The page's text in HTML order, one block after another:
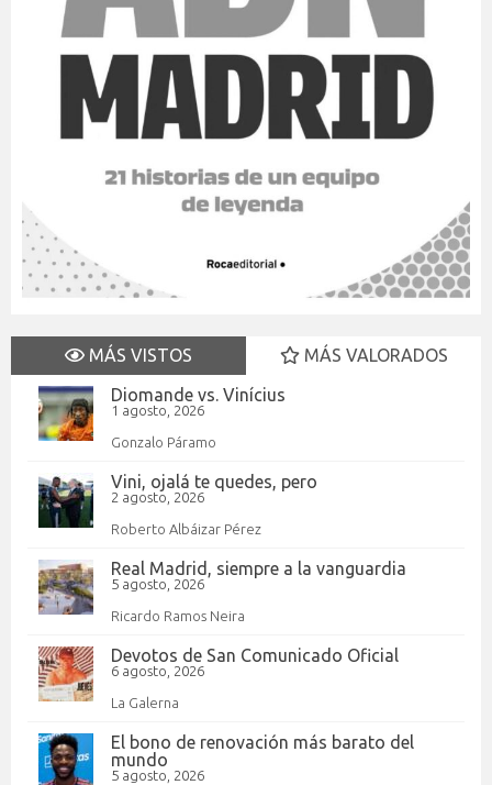
MÁS VISTOS
MÁS VALORADOS
Diomande vs. Vinícius
1 agosto, 2026
Gonzalo Páramo
Vini, ojalá te quedes, pero
2 agosto, 2026
Roberto Albáizar Pérez
Real Madrid, siempre a la vanguardia
5 agosto, 2026
Ricardo Ramos Neira
Devotos de San Comunicado Oficial
6 agosto, 2026
La Galerna
El bono de renovación más barato del
mundo
5 agosto, 2026